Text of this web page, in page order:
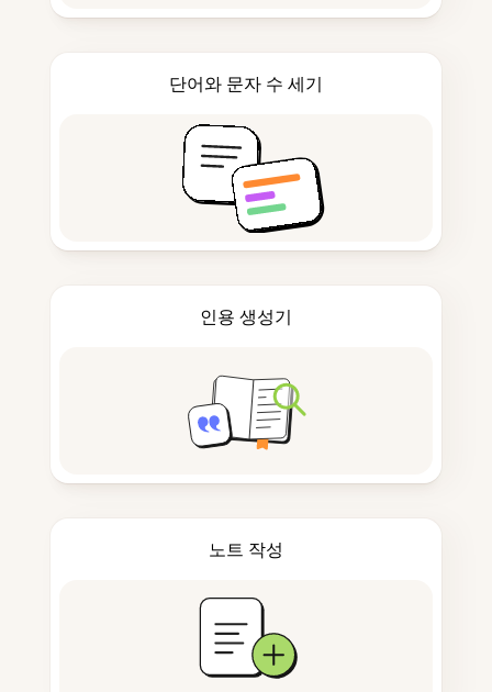
단어와 문자 수 세기
인용 생성기
노트 작성